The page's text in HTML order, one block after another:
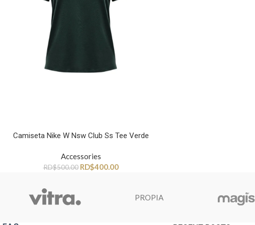
Camiseta Nike W Nsw Club Ss Tee Verde
Accessories
RD$500.00 RD$400.00
PROPIA